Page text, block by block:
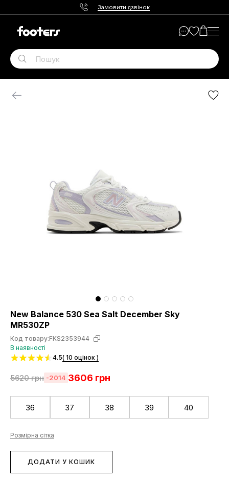
Замовити дзвінок
New Balance 530 Sea Salt December Sky
MR530ZP
Код товару:FKS2353944
В наявності
4.5( 10 оцінок )
5620грн -2014 3606 грн
36 37 38 39 40
Розмірна сітка
ДОДАТИ У КОШИК